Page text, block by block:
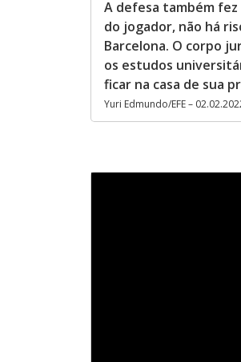
A defesa também fez
do jogador, não há
Barcelona. O corpo
os estudos
ficar na casa de sua
Yuri Edmundo/EFE –